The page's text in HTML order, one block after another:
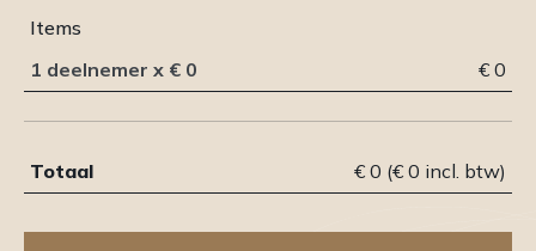
Items
1 deelnemer x € 0 € 0
Totaal € 0 (€ 0 incl. btw)